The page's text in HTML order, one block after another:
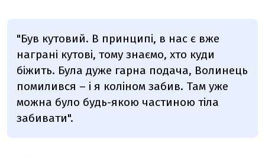
"Був кутовий. В принципі, в нас є вже
награні кутові, тому знаємо, хто куди
біжить. Була дуже гарна подача, Волинець
помилився – і я коліном забив. Там уже
можна було будь-якою частиною тіла
забивати".